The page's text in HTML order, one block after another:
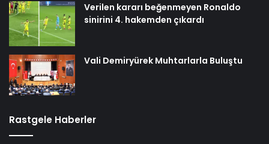
Verilen kararı beğenmeyen Ronaldo
sinirini 4. hakemden çıkardı
Vali Demiryürek Muhtarlarla Buluştu
Rastgele Haberler